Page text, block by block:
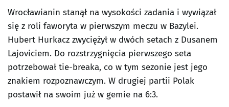
Wrocławianin stanął na wysokości zadania i wywiązał
się z roli faworyta w pierwszym meczu w Bazylei.
Hubert Hurkacz zwyciężył w dwóch setach z Dusanem
Lajoviciem. Do rozstrzygnięcia pierwszego seta
potrzebował tie-breaka, co w tym sezonie jest jego
znakiem rozpoznawczym. W drugiej partii Polak
postawił na swoim już w gemie na 6:3.